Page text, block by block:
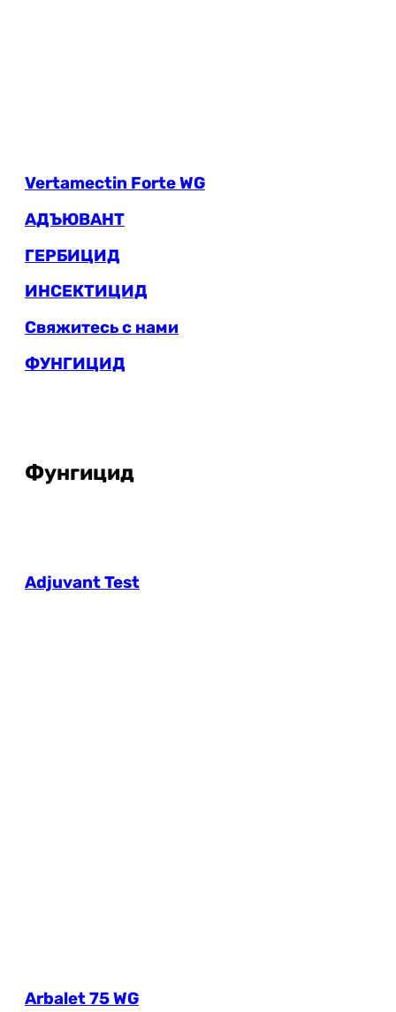
Vertamectin Forte WG
АДЪЮВАНТ
ГЕРБИЦИД
ИНСЕКТИЦИД
Свяжитесь с нами
ФУНГИЦИД
Фунгицид
Adjuvant Test
Arbalet 75 WG